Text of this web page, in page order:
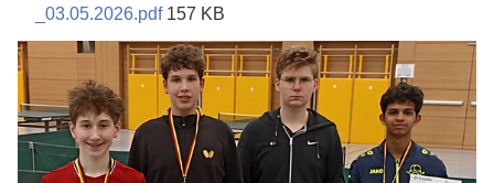
_03.05.2026.pdf 157 KB